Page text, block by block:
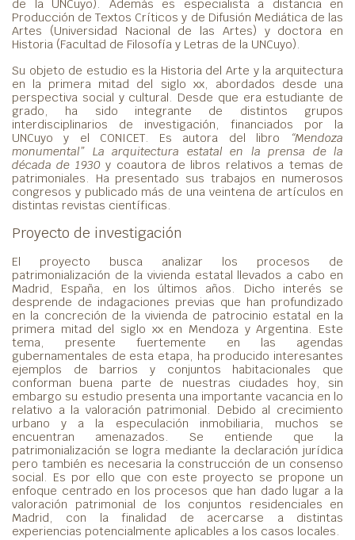
de la UNCuyo). Además es especialista a distancia en
Producción de Textos Críticos y de Difusión Mediática de las
Artes (Universidad Nacional de las Artes) y doctora en
Historia (Facultad de Filosofía y Letras de la UNCuyo).
Su objeto de estudio es la Historia del Arte y la arquitectura
en la primera mitad del siglo xx, abordados desde una
perspectiva social y cultural. Desde que era estudiante de
grado, ha sido integrante de distintos grupos
interdisciplinarios de investigación, financiados por la
UNCuyo y el CONICET. Es autora del libro “Mendoza
monumental” La arquitectura estatal en la prensa de la
década de 1930y coautora de libros relativos a temas de
patrimoniales. Ha presentado sus trabajos en numerosos
congresos y publicado más de una veintena de artículos en
distintas revistas científicas.
Proyecto de investigación
El proyecto busca analizar los procesos de
patrimonialización de la vivienda estatal llevados a cabo en
Madrid, España, en los últimos años. Dicho interés se
desprende de indagaciones previas que han profundizado
en la concreción de la vivienda de patrocinio estatal en la
primera mitad del siglo xx en Mendoza y Argentina. Este
tema, presente fuertemente en las agendas
gubernamentales de esta etapa, ha producido interesantes
ejemplos de barrios y conjuntos habitacionales que
conforman buena parte de nuestras ciudades hoy, sin
embargo su estudio presenta una importante vacancia en lo
relativo a la valoración patrimonial. Debido al crecimiento
urbano y a la especulación inmobiliaria, muchos se
encuentran amenazados. Se entiende que la
patrimonialización se logra mediante la declaración jurídica
pero también es necesaria la construcción de un consenso
social. Es por ello que con este proyecto se propone un
enfoque centrado en los procesos que han dado lugar a la
valoración patrimonial de los conjuntos residenciales en
Madrid, con la finalidad de acercarse a distintas
experiencias potencialmente aplicables a los casos locales.